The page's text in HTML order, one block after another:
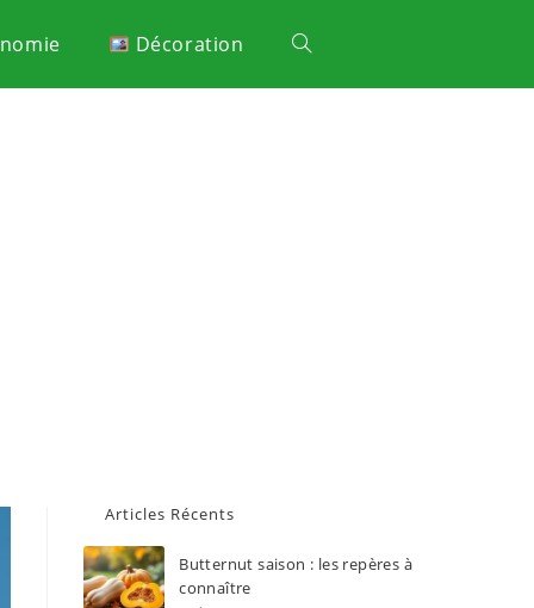
Décoration
Articles Récents
Butternut saison : les repères à
connaître